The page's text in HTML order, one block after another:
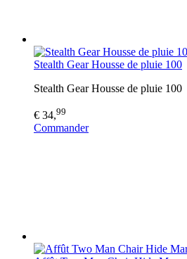
Stealth Gear Housse de pluie 100
Stealth Gear Housse de pluie 100
€ 34,99
Commander